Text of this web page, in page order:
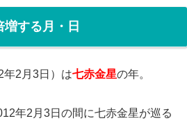
する月・日
年2月3日）は七赤金星の年。
年2月3日の間に七赤金星が巡る